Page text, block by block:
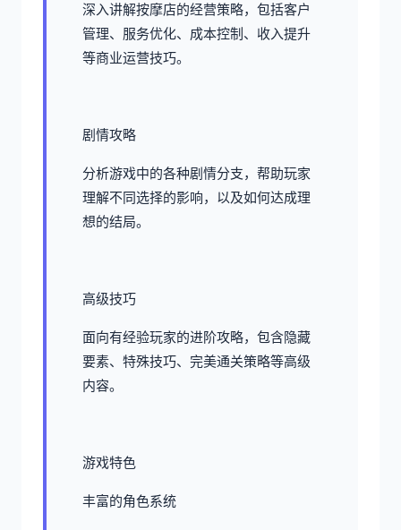
深入讲解按摩店的经营策略，包括客户
管理、服务优化、成本控制、收入提升
等商业运营技巧。
剧情攻略
分析游戏中的各种剧情分支，帮助玩家
理解不同选择的影响，以及如何达成理
想的结局。
高级技巧
面向有经验玩家的进阶攻略，包含隐藏
要素、特殊技巧、完美通关策略等高级
内容。
游戏特色
丰富的角色系统